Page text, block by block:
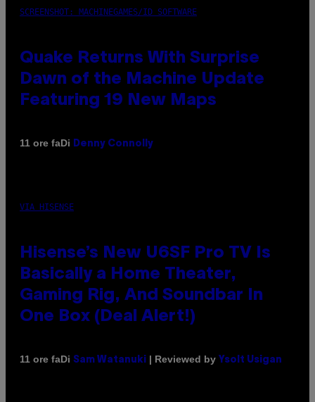
SCREENSHOT: MACHINEGAMES/ID SOFTWARE
Quake Returns With Surprise
Dawn of the Machine Update
Featuring 19 New Maps
11 ore faDi Denny Connolly
VIA HISENSE
Hisense’s New U6SF Pro TV Is
Basically a Home Theater,
Gaming Rig, And Soundbar In
One Box (Deal Alert!)
11 ore faDi Sam Watanuki | Reviewed by Ysolt Usigan